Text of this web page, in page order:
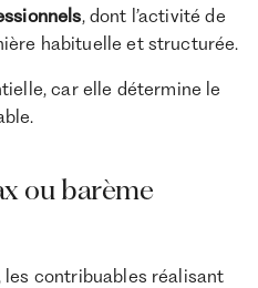
, dont l’activité de
habituelle et structurée.
car elle détermine le
ou barème
les contribuables réalisant